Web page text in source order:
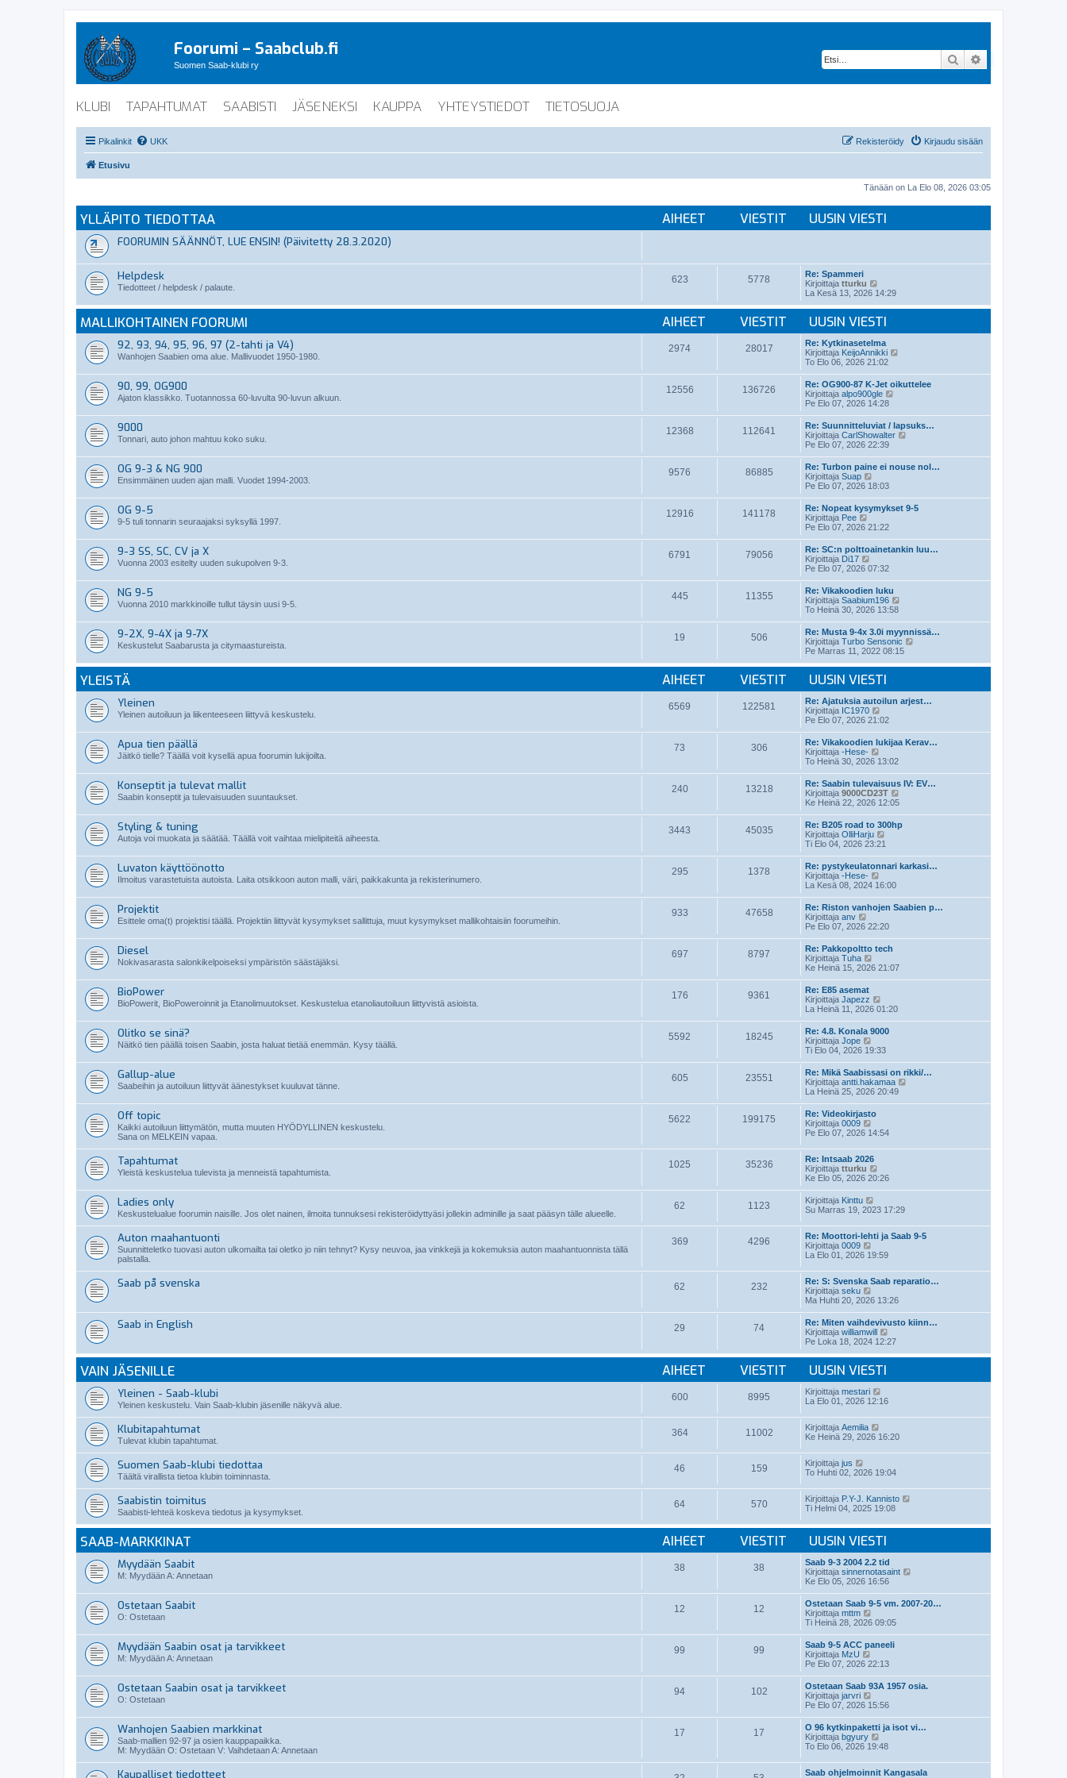
Foorumi – Saabclub.fi
Suomen Saab-klubi ry Etsi
KLUBI TAPAHTUMAT SAABISTI JÄSENEKSI KAUPPA YHTEYSTIEDOT TIETOSUOJA
Pikalinkit UKK Kirjaudu sisään
Rekisteröidy
Etusivu
Tänään on La Elo 08, 2026 03:05
YLLÄPITO TIEDOTTAA AIHEET VIESTIT UUSIN VIESTI
FOORUMIN SÄÄNNÖT, LUE ENSIN! (Päivitetty 28.3.2020)
Helpdesk
Tiedotteet / helpdesk / palaute.
623 5778
Re: Spammeri
Kirjoittaja tturku
ä
t
ä
u
s
i
n
v
i
e
s
t
i
La Kesä 13, 2026 14:29
MALLIKOHTAINEN FOORUMI AIHEET VIESTIT UUSIN VIESTI
92, 93, 94, 95, 96, 97 (2-tahti ja V4)
Wanhojen Saabien oma alue. Mallivuodet 1950-1980.
2974 28017
Re: Kytkinasetelma
Kirjoittaja KeijoAnnikki
t
ä
s
i
n
i
e
To Elo 06, 2026 21:02
90, 99, OG900
Ajaton klassikko. Tuotannossa 60-luvulta 90-luvun alkuun.
12556 136726
Re: OG900-87 K-Jet oikuttelee
Kirjoittaja alpo900gle
t
ä
u
s
i
i
e
Pe Elo 07, 2026 14:28
9000
Tonnari, auto johon mahtuu koko suku.
12368 112641
Re: Suunnitteluviat / lapsuks…
Kirjoittaja CarlShowalter
ä
s
i
i
e
Pe Elo 07, 2026 22:39
OG 9-3 & NG 900
Ensimmäinen uuden ajan malli. Vuodet 1994-2003.
9576 86885
Re: Turbon paine ei nouse nol…
Kirjoittaja Suap
ä
ä
u
u
s
i
v
i
e
s
t
Pe Elo 07, 2026 18:03
OG 9-5
9-5 tuli tonnarin seuraajaksi syksyllä 1997.
12916 141178
Re: Nopeat kysymykset 9-5
Kirjoittaja Pee
ä
ä
u
u
s
i
n
v
i
e
s
t
Pe Elo 07, 2026 21:22
9-3 SS, SC, CV ja X
Vuonna 2003 esitelty uuden sukupolven 9-3.
6791 79056
Re: SC:n polttoainetankin luu…
Kirjoittaja Di17
ä
ä
u
u
s
i
n
v
i
s
t
i
Pe Elo 07, 2026 07:32
NG 9-5
Vuonna 2010 markkinoille tullut täysin uusi 9-5.
445 11355
Re: Vikakoodien luku
Kirjoittaja Saabium196
ä
u
u
s
v
i
t
i
To Heinä 30, 2026 13:58
9-2X, 9-4X ja 9-7X
Keskustelut Saabarusta ja citymaastureista.
19 506
Re: Musta 9-4x 3.0i myynnissä…
Kirjoittaja Turbo Sensonic
t
u
s
v
i
t
Pe Marras 11, 2022 08:15
YLEISTÄ AIHEET VIESTIT UUSIN VIESTI
Yleinen
Yleinen autoiluun ja liikenteeseen liittyvä keskustelu.
6569 122581
Re: Ajatuksia autoilun arjest…
Kirjoittaja IC1970
ä
ä
u
u
s
i
n
v
i
e
s
t
Pe Elo 07, 2026 21:02
Apua tien päällä
Jäitkö tielle? Täällä voit kysellä apua foorumin lukijoilta.
73 306
Re: Vikakoodien lukijaa Kerav…
Kirjoittaja -Hese-
ä
t
ä
u
u
s
i
n
v
i
e
t
To Heinä 30, 2026 13:02
Konseptit ja tulevat mallit
Saabin konseptit ja tulevaisuuden suuntaukset.
240 13218
Re: Saabin tulevaisuus IV: EV…
Kirjoittaja 9000CD23T
ä
s
i
i
e
Ke Heinä 22, 2026 12:05
Styling & tuning
Autoja voi muokata ja säätää. Täällä voit vaihtaa mielipiteitä aiheesta.
3443 45035
Re: B205 road to 300hp
Kirjoittaja OlliHarju
ä
u
u
s
i
v
i
e
t
Ti Elo 04, 2026 23:21
Luvaton käyttöönotto
Ilmoitus varastetuista autoista. Laita otsikkoon auton malli, väri, paikkakunta ja rekisterinumero.
295 1378
Re: pystykeulatonnari karkasi…
Kirjoittaja -Hese-
ä
t
ä
u
u
s
i
v
i
s
t
La Kesä 08, 2024 16:00
Projektit
Esittele oma(t) projektisi täällä. Projektiin liittyvät kysymykset sallittuja, muut kysymykset mallikohtaisiin foorumeihin.
933 47658
Re: Riston vanhojen Saabien p…
Kirjoittaja anv
ä
ä
u
u
s
i
n
v
i
e
s
t
Pe Elo 07, 2026 22:20
Diesel
Nokivasarasta salonkikelpoiseksi ympäristön säästäjäksi.
697 8797
Re: Pakkopoltto tech
Kirjoittaja Tuha
ä
ä
u
u
s
i
v
i
e
s
t
Ke Heinä 15, 2026 21:07
BioPower
BioPowerit, BioPoweroinnit ja Etanolimuutokset. Keskustelua etanoliautoiluun liittyvistä asioista.
176 9361
Re: E85 asemat
Kirjoittaja Japezz
ä
t
ä
u
u
s
i
n
v
i
t
La Heinä 11, 2026 01:20
Olitko se sinä?
Näitkö tien päällä toisen Saabin, josta haluat tietää enemmän. Kysy täällä.
5592 18245
Re: 4.8. Konala 9000
Kirjoittaja Jope
ä
ä
u
u
s
i
v
e
s
t
i
Ti Elo 04, 2026 19:33
Gallup-alue
Saabeihin ja autoiluun liittyvät äänestykset kuuluvat tänne.
605 23551
Re: Mikä Saabissasi on rikki/…
Kirjoittaja antti.hakamaa
s
i
La Heinä 25, 2026 20:49
Off topic
Kaikki autoiluun liittymätön, mutta muuten HYÖDYLLINEN keskustelu.
Sana on MELKEIN vapaa.
5622 199175
Re: Videokirjasto
Kirjoittaja 0009
ä
t
ä
u
u
s
i
n
i
e
t
Pe Elo 07, 2026 14:54
Tapahtumat
Yleistä keskustelua tulevista ja menneistä tapahtumista.
1025 35236
Re: Intsaab 2026
Kirjoittaja tturku
ä
ä
u
u
s
n
i
e
t
i
Ke Elo 05, 2026 20:26
Ladies only
Keskustelualue foorumin naisille. Jos olet nainen, ilmoita tunnuksesi rekisteröidyttyäsi jollekin adminille ja saat pääsyn tälle alueelle.
62 1123 Kirjoittaja Kinttu
ä
t
ä
u
n
i
e
s
i
Su Marras 19, 2023 17:29
Auton maahantuonti
Suunnitteletko tuovasi auton ulkomailta tai oletko jo niin tehnyt? Kysy neuvoa, jaa vinkkejä ja kokemuksia auton maahantuonnista tällä
palstalla.
369 4296
Re: Moottori-lehti ja Saab 9-5
Kirjoittaja 0009
ä
t
ä
u
s
i
n
v
e
s
t
i
La Elo 01, 2026 19:59
Saab på svenska 62 232
Re: S: Svenska Saab reparatio…
Kirjoittaja seku
ä
ä
u
u
s
i
n
v
i
e
t
i
Ma Huhti 20, 2026 13:26
Saab in English 29 74
Re: Miten vaihdevivusto kiinn…
Kirjoittaja williamwill
ä
t
n
i
s
i
Pe Loka 18, 2024 12:27
VAIN JÄSENILLE AIHEET VIESTIT UUSIN VIESTI
Yleinen - Saab-klubi
Yleinen keskustelu. Vain Saab-klubin jäsenille näkyvä alue.
600 8995 Kirjoittaja mestari
ä
t
u
n
i
e
s
t
La Elo 01, 2026 12:16
Klubitapahtumat
Tulevat klubin tapahtumat.
364 11002 Kirjoittaja Aemilia
ä
t
u
i
n
i
e
t
i
Ke Heinä 29, 2026 16:20
Suomen Saab-klubi tiedottaa
Täältä virallista tietoa klubin toiminnasta.
46 159 Kirjoittaja jus
ä
t
ä
u
s
i
n
v
i
e
s
t
i
To Huhti 02, 2026 19:04
Saabistin toimitus
Saabisti-lehteä koskeva tiedotus ja kysymykset.
64 570 Kirjoittaja P.Y-J. Kannisto
t
u
v
i
Ti Helmi 04, 2025 19:08
SAAB-MARKKINAT AIHEET VIESTIT UUSIN VIESTI
Myydään Saabit
M: Myydään A: Annetaan
38 38
Saab 9-3 2004 2.2 tid
Kirjoittaja sinnernotasaint
t
ä
s
i
e
Ke Elo 05, 2026 16:56
Ostetaan Saabit
O: Ostetaan
12 12
Ostetaan Saab 9-5 vm. 2007-20…
Kirjoittaja mttm
ä
ä
u
u
s
i
v
i
e
s
t
Ti Heinä 28, 2026 09:05
Myydään Saabin osat ja tarvikkeet
M: Myydään A: Annetaan
99 99
Saab 9-5 ACC paneeli
Kirjoittaja MzU
ä
t
ä
u
u
s
i
n
v
e
Pe Elo 07, 2026 22:13
Ostetaan Saabin osat ja tarvikkeet
O: Ostetaan
94 102
Ostetaan Saab 93A 1957 osia.
Kirjoittaja jarvri
ä
t
ä
u
u
s
i
Pe Elo 07, 2026 15:56
Wanhojen Saabien markkinat
Saab-mallien 92-97 ja osien kauppapaikka.
M: Myydään O: Ostetaan V: Vaihdetaan A: Annetaan
17 17
O 96 kytkinpaketti ja isot vi…
Kirjoittaja bgyury
ä
t
ä
To Elo 06, 2026 19:48
Kaupalliset tiedotteet
Saab ohjelmoinnit Kangasala